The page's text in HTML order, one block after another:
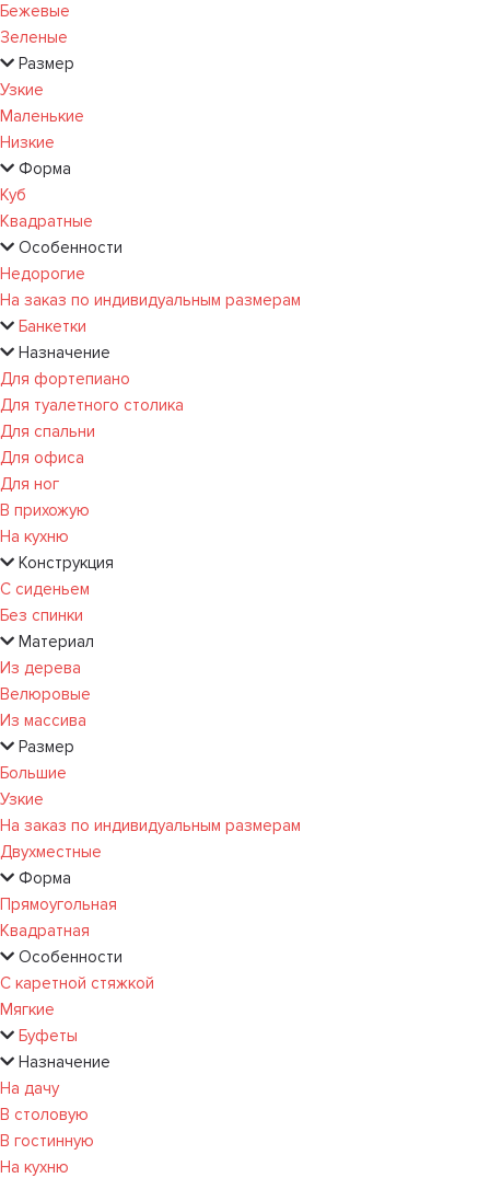
Бежевые
Зеленые
Размер
Узкие
Маленькие
Низкие
Форма
Куб
Квадратные
Особенности
Недорогие
На заказ по индивидуальным размерам
Банкетки
Назначение
Для фортепиано
Для туалетного столика
Для спальни
Для офиса
Для ног
В прихожую
На кухню
Конструкция
С сиденьем
Без спинки
Материал
Из дерева
Велюровые
Из массива
Размер
Большие
Узкие
На заказ по индивидуальным размерам
Двухместные
Форма
Прямоугольная
Квадратная
Особенности
С каретной стяжкой
Мягкие
Буфеты
Назначение
На дачу
В столовую
В гостинную
На кухню